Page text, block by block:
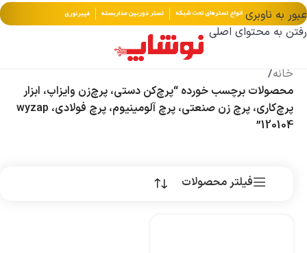
عبور به ناوبری
رفتن به محتوای اصلی
خانه/
محصولات برچسب خورده “پرچ‌کن دستی، پرچ‌زن وایزاپ، ابزار
پرچ‌کاری، پرچ زن صنعتی، پرچ آلومینیوم، پرچ فولادی، wyzap
120104”
فیلتر محصولات